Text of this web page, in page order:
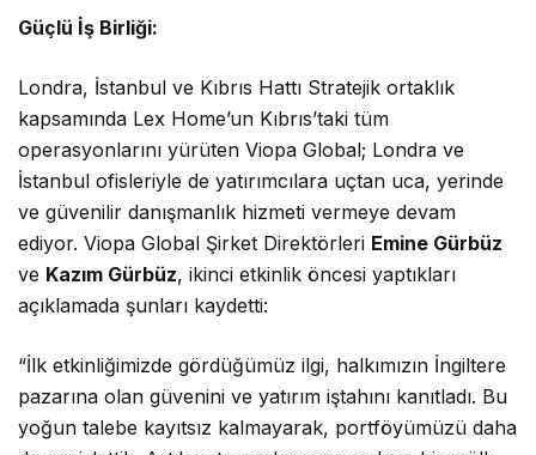
Güçlü İş Birliği:
Londra, İstanbul ve Kıbrıs Hattı Stratejik ortaklık
kapsamında Lex Home’un Kıbrıs’taki tüm
operasyonlarını yürüten Viopa Global; Londra ve
İstanbul ofisleriyle de yatırımcılara uçtan uca, yerinde
ve güvenilir danışmanlık hizmeti vermeye devam
ediyor. Viopa Global Şirket Direktörleri Emine Gürbüz
ve Kazım Gürbüz, ikinci etkinlik öncesi yaptıkları
açıklamada şunları kaydetti:
“İlk etkinliğimizde gördüğümüz ilgi, halkımızın İngiltere
pazarına olan güvenini ve yatırım iştahını kanıtladı. Bu
yoğun talebe kayıtsız kalmayarak, portföyümüzü daha